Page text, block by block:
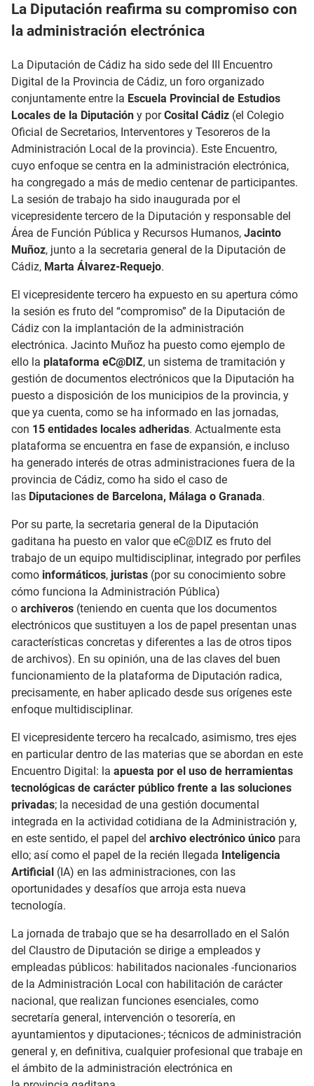
La Diputación reafirma su compromiso con
la administración electrónica
La Diputación de Cádiz ha sido sede del III Encuentro
Digital de la Provincia de Cádiz, un foro organizado
conjuntamente entre la Escuela Provincial de Estudios
Locales de la Diputación y porCosital Cádiz (el Colegio
Oficial de Secretarios, Interventores y Tesoreros de la
Administración Local de la provincia). Este Encuentro,
cuyo enfoque se centra en la administración electrónica,
ha congregado a más de medio centenar de participantes.
La sesión de trabajo ha sido inaugurada por el
vicepresidente tercero de la Diputación y responsable del
Área de Función Pública y Recursos Humanos, Jacinto
Muñoz, junto a la secretaria general de la Diputación de
Cádiz, Marta Álvarez-Requejo.
El vicepresidente tercero ha expuesto en su apertura cómo
la sesión es fruto del “compromiso” de la Diputación de
Cádiz con la implantación de la administración
electrónica. Jacinto Muñoz ha puesto como ejemplo de
ello la plataforma eC@DIZ, un sistema de tramitación y
gestión de documentos electrónicos que la Diputación ha
puesto a disposición de los municipios de la provincia, y
que ya cuenta, como se ha informado en las jornadas,
con 15 entidades locales adheridas. Actualmente esta
plataforma se encuentra en fase de expansión, e incluso
ha generado interés de otras administraciones fuera de la
provincia de Cádiz, como ha sido el caso de
las Diputaciones de Barcelona, Málaga o Granada.
Por su parte, la secretaria general de la Diputación
gaditana ha puesto en valor que eC@DIZ es fruto del
trabajo de un equipo multidisciplinar, integrado por perfiles
como informáticos, juristas (por su conocimiento sobre
cómo funciona la Administración Pública)
o archiveros (teniendo en cuenta que los documentos
electrónicos que sustituyen a los de papel presentan unas
características concretas y diferentes a las de otros tipos
de archivos). En su opinión, una de las claves del buen
funcionamiento de la plataforma de Diputación radica,
precisamente, en haber aplicado desde sus orígenes este
enfoque multidisciplinar.
El vicepresidente tercero ha recalcado, asimismo, tres ejes
en particular dentro de las materias que se abordan en este
Encuentro Digital: la apuesta por el uso de herramientas
tecnológicas de carácter público frente a las soluciones
privadas; la necesidad de una gestión documental
integrada en la actividad cotidiana de la Administración y,
en este sentido, el papel del archivo electrónico único para
ello; así como el papel de la recién llegada Inteligencia
Artificial (IA) en las administraciones, con las
oportunidades y desafíos que arroja esta nueva
tecnología.
La jornada de trabajo que se ha desarrollado en el Salón
del Claustro de Diputación se dirige a empleados y
empleadas públicos: habilitados nacionales -funcionarios
de la Administración Local con habilitación de carácter
nacional, que realizan funciones esenciales, como
secretaría general, intervención o tesorería, en
ayuntamientos y diputaciones-; técnicos de administración
general y, en definitiva, cualquier profesional que trabaje en
el ámbito de la administración electrónica en